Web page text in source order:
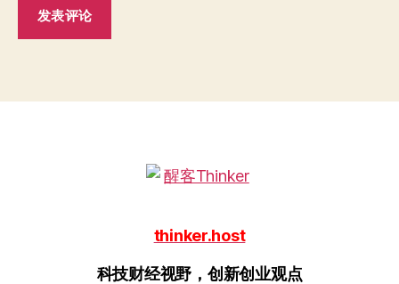
thinker.host
科技财经视野，创新创业观点